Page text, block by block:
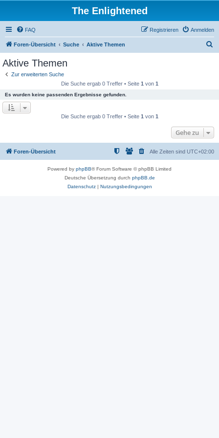
The Enlightened
FAQ Anmelden
Registrieren
Foren-Übersicht Suche Aktive Themen
Aktive Themen
Zur erweiterten Suche
Die Suche ergab 0 Treffer • Seite 1 von 1
Es wurden keine passenden Ergebnisse gefunden.
Die Suche ergab 0 Treffer • Seite 1 von 1
Gehe zu
Foren-Übersicht Alle Zeiten sind UTC+02:00
Powered by phpBB® Forum Software © phpBB Limited
Deutsche Übersetzung durch phpBB.de
Datenschutz| Nutzungsbedingungen